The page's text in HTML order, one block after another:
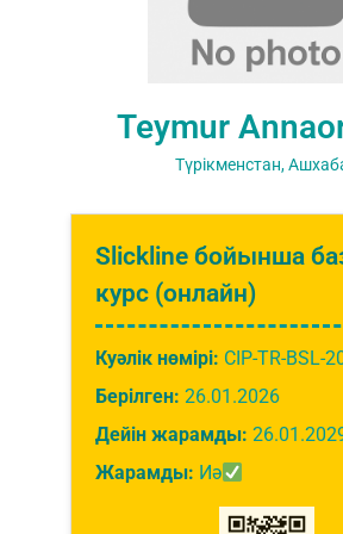
Teymur
Түрікменстан,
Slickline бойынша
курс (онлайн)
Куәлік нөмірі: CIP-TR-BSL-
Берілген: 26.01.2026
Дейін жарамды:
Жарамды: Иә